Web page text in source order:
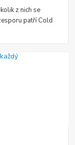
z nich se
patří Cold